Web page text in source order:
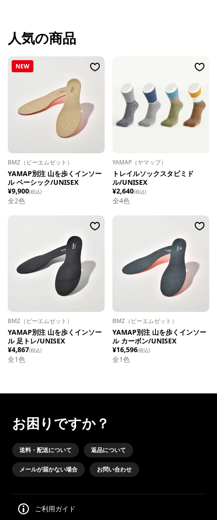
人気の商品
NEW
BMZ（ビーエムゼット）
YAMAP別注 山を歩くインソー
ル ベーシック/UNISEX
¥9,900(税込)
全2色
YAMAP（ヤマップ）
トレイルソックスタビミド
ル/UNISEX
¥2,640(税込)
全4色
BMZ（ビーエムゼット）
YAMAP別注 山を歩くインソー
ル 足トレ/UNISEX
¥4,867(税込)
全1色
BMZ（ビーエムゼット）
YAMAP別注 山を歩くインソー
ル カーボン/UNISEX
¥16,596(税込)
全1色
お困りですか？
送料・配送について 返品について
メールが届かない場合 お問い合わせ
ご利用ガイド